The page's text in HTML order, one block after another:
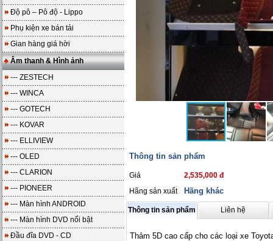
Độ pô – Pô độ - Lippo
Phụ kiện xe bán tải
Gian hàng giá hời
Âm thanh & Hình ảnh
--- ZESTECH
--- WINCA
--- GOTECH
--- KOVAR
--- ELLIVIEW
--- OLED
--- CLARION
--- PIONEER
--- Màn hình ANDROID
--- Màn hình DVD nổi bật
Đầu đĩa DVD - CD
Thông tin sản phẩm
Giá
2,535,000 đ
Hãng sản xuất
Hãng khác
Thông tin sản phẩm Liên hệ
Thảm 5D cao cấp cho các loại xe